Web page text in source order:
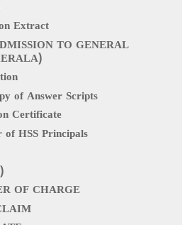
Extract
TO GENERAL
of Answer Scripts
Certificate
HSS Principals
OF CHARGE